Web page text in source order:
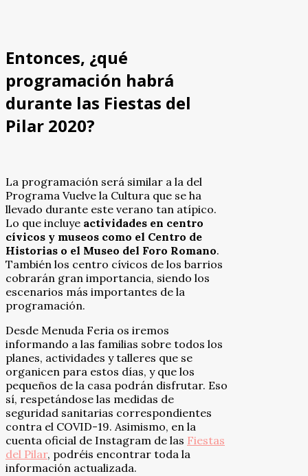
Entonces, ¿qué
programación habrá
durante las Fiestas del
Pilar 2020?
La programación será similar a la del
Programa Vuelve la Cultura que se ha
llevado durante este verano tan atípico.
Lo que incluye actividades en centro
cívicos y museos como el Centro de
Historias o el Museo del Foro Romano.
También los centro cívicos de los barrios
cobrarán gran importancia, siendo los
escenarios más importantes de la
programación.
Desde Menuda Feria os iremos
informando a las familias sobre todos los
planes, actividades y talleres que se
organicen para estos días, y que los
pequeños de la casa podrán disfrutar. Eso
sí, respetándose las medidas de
seguridad sanitarias correspondientes
contra el COVID-19. Asimismo, en la
cuenta oficial de Instagram de las Fiestas
del Pilar, podréis encontrar toda la
información actualizada.